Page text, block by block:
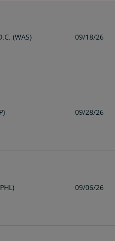
(WAS) 09/18/26
09/28/26
09/06/26